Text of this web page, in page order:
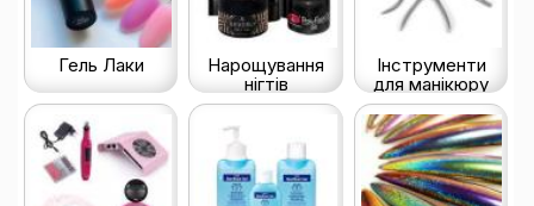
Гель Лаки
Нарощування
нігтів
Інструменти
для манікюру